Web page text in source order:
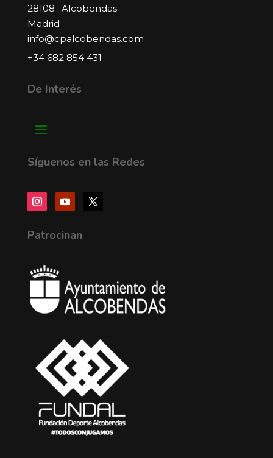
28108 · Alcobendas
Madrid
info@cpalcobendas.com
+34 682 854 431
De Interés
Síguenos en las Redes
Patrocinan